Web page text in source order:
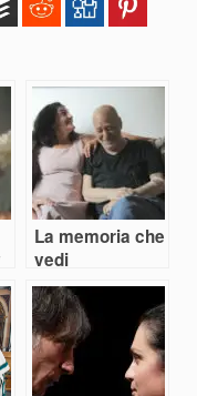
La memoria che
vedi